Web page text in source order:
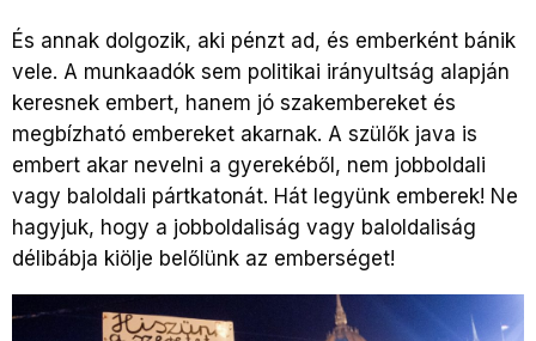
És annak dolgozik, aki pénzt ad, és emberként bánik
vele. A munkaadók sem politikai irányultság alapján
keresnek embert, hanem jó szakembereket és
megbízható embereket akarnak. A szülők java is
embert akar nevelni a gyerekéből, nem jobboldali
vagy baloldali pártkatonát. Hát legyünk emberek! Ne
hagyjuk, hogy a jobboldaliság vagy baloldaliság
délibábja kiölje belőlünk az emberséget!